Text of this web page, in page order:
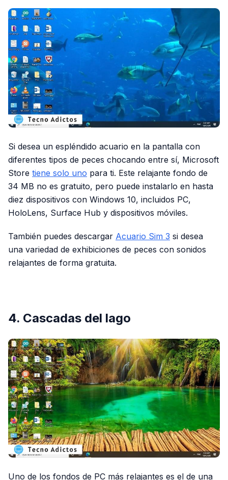
Si desea un espléndido acuario en la pantalla con
diferentes tipos de peces chocando entre sí, Microsoft
Store tiene solo uno para ti. Este relajante fondo de
34 MB no es gratuito, pero puede instalarlo en hasta
diez dispositivos con Windows 10, incluidos PC,
HoloLens, Surface Hub y dispositivos móviles.
También puedes descargar Acuario Sim 3 si desea
una variedad de exhibiciones de peces con sonidos
relajantes de forma gratuita.
4. Cascadas del lago
Uno de los fondos de PC más relajantes es el de una